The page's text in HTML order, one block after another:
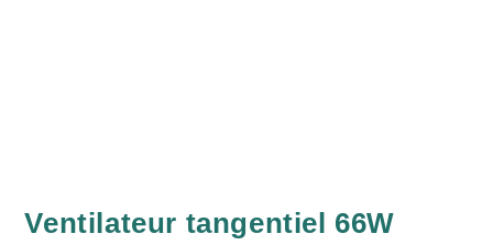
Ventilateur tangentiel 66W